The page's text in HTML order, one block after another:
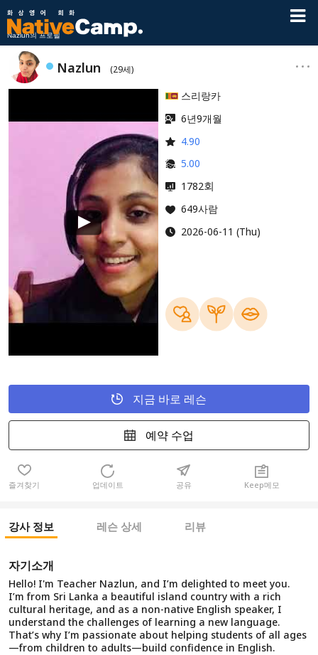
Nazlun의 프로필
Nazlun (29세)
스리랑카
6년9개월
4.90
5.00
1782회
649사람
2026-06-11 (Thu)
지금 바로 레슨
예약 수업
즐겨찾기 업데이트 공유 Keep메모
강사 정보 레슨 상세 리뷰
자기소개
Hello! I'm Teacher Nazlun, and I’m delighted to meet you.
I’m from Sri Lanka a beautiful island country with a rich
cultural heritage, and as a non-native English speaker, I
understand the challenges of learning a new language.
That’s why I’m passionate about helping students of all ages
—from children to adults—build confidence in English.